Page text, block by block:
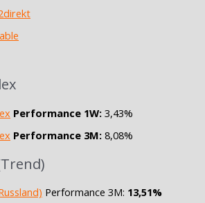
Performance 1W: 3,43%
Performance 3M: 8,08%
Performance 3M: 13,51%